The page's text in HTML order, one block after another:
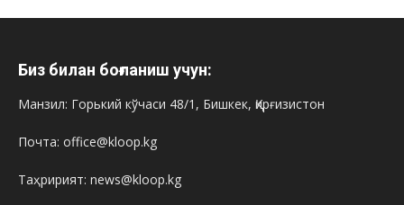
Биз билан боғланиш учун:
Манзил: Горький кўчаси 48/1, Бишкек, Қирғизистон
Почта: office@kloop.kg
Таҳририят: news@kloop.kg